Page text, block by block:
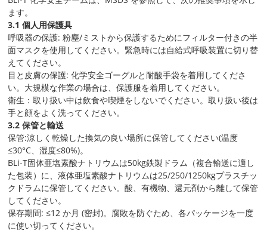
ます。
3.1 個人用保護具
呼吸器の保護: 粉塵/ミストから保護するためにフィルター付きの半
面マスクを使用してください。緊急時には自給式呼吸装置に切り替
えてください。
目と皮膚の保護: 化学安全ゴーグルと耐酸手袋を着用してくださ
い。大規模な作業の場合は、保護服を着用してください。
衛生：取り扱い中は飲食や喫煙をしないでください。取り扱い後は
手と顔をよく洗ってください。
3.2 保管と輸送
保管:涼しく乾燥した換気の良い場所に保管してください(温度
≤30°C、湿度≤80%)。
BLi-T固体亜塩素酸ナトリウムは50kg鉄製ドラム（複合輸送に適し
た包装）に、液体亜塩素酸ナトリウムは25/250/1250kgプラスチッ
クドラムに保管してください。酸、有機物、還元剤から離して保管
してください。
保存期間: ≤12 か月 (密封)。腐敗を防ぐため、各パッケージを一度
に使い切ってください。